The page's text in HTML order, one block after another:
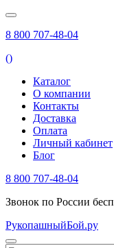
8 800 707-48-04
()
Каталог
О компании
Контакты
Доставка
Оплата
Личный кабинет
Блог
8 800 707-48-04
Звонок по России
РукопашныйБой.ру